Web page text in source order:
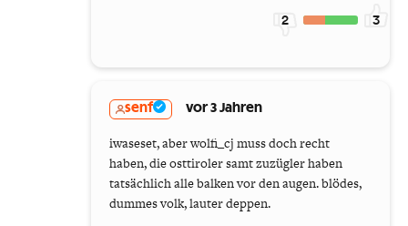
2 3
senf vor 3 Jahren
iwaseset, aber wolfi_cj muss doch recht
haben, die osttiroler samt zuzügler haben
tatsächlich alle balken vor den augen. blödes,
dummes volk, lauter deppen.